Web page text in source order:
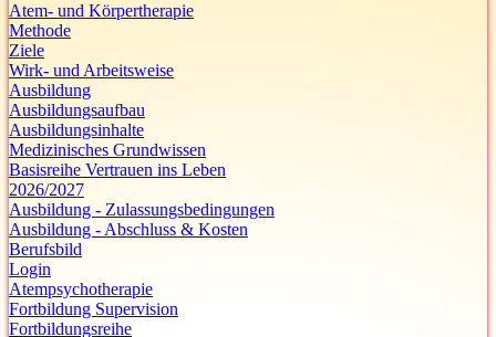
Atem- und Körpertherapie
Methode
Ziele
Wirk- und Arbeitsweise
Ausbildung
Ausbildungsaufbau
Ausbildungsinhalte
Medizinisches Grundwissen
Basisreihe Vertrauen ins Leben
2026/2027
Ausbildung - Zulassungsbedingungen
Ausbildung - Abschluss & Kosten
Berufsbild
Login
Atempsychotherapie
Fortbildung Supervision
Fortbildungsreihe